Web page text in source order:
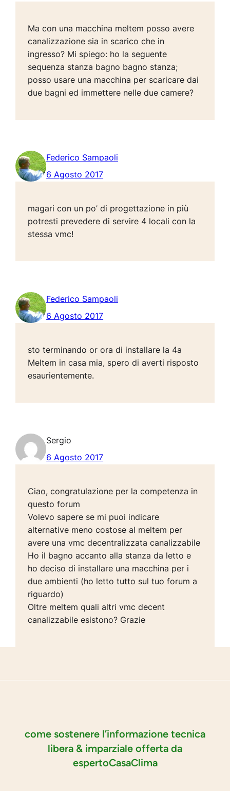
Ma con una macchina meltem posso avere
canalizzazione sia in scarico che in
ingresso? Mi spiego: ho la seguente
sequenza stanza bagno bagno stanza;
posso usare una macchina per scaricare dai
due bagni ed immettere nelle due camere?
Federico Sampaoli
6 Agosto 2017
magari con un po’ di progettazione in più
potresti prevedere di servire 4 locali con la
stessa vmc!
Federico Sampaoli
6 Agosto 2017
sto terminando or ora di installare la 4a
Meltem in casa mia, spero di averti risposto
esaurientemente.
Sergio
6 Agosto 2017
Ciao, congratulazione per la competenza in
questo forum
Volevo sapere se mi puoi indicare
alternative meno costose al meltem per
avere una vmc decentralizzata canalizzabile
Ho il bagno accanto alla stanza da letto e
ho deciso di installare una macchina per i
due ambienti (ho letto tutto sul tuo forum a
riguardo)
Oltre meltem quali altri vmc decent
canalizzabile esistono? Grazie
come sostenere l’informazione tecnica
libera & imparziale offerta da
espertoCasaClima